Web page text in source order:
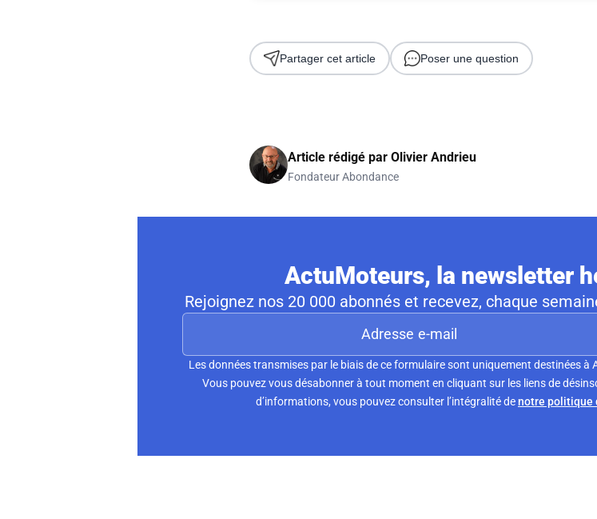
Partager cet article Poser une question
Article rédigé par Olivier Andrieu
Fondateur Abondance
ActuMoteurs, la newsletter
Rejoignez nos 20 000 abonnés et recevez, chaque
Les données transmises par le biais de ce formulaire sont uniquement destinées à
Vous pouvez vous désabonner à tout moment en cliquant sur les liens de
d’informations, vous pouvez consulter l’intégralité denotre politique